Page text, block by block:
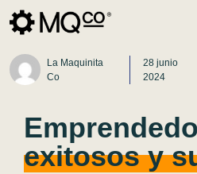
La Maquinita
Co
28 junio
2024
exitosos y